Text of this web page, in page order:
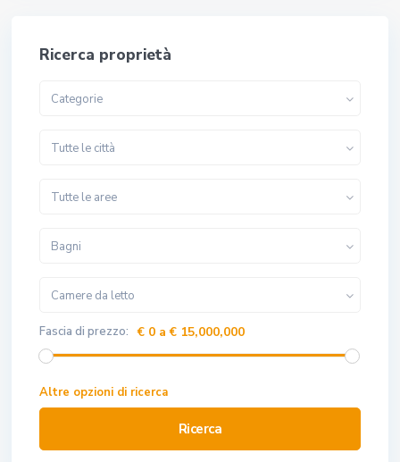
Ricerca proprietà
Categorie
Tutte le città
Tutte le aree
Bagni
Camere da letto
Fascia di prezzo: € 0 a € 15,000,000
Altre opzioni di ricerca
Ricerca